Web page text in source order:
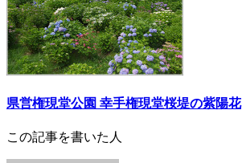
県営権現堂公園 幸手権現堂桜堤の紫陽花
この記事を書いた人